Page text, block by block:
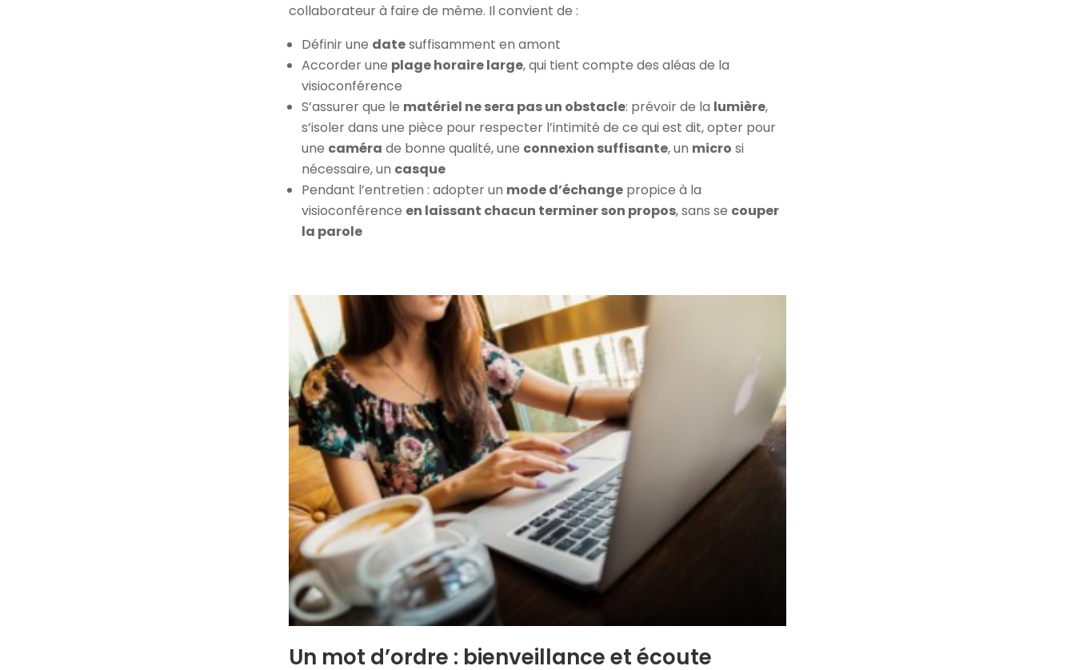
collaborateur à faire de même. Il convient de :
Définir une datesuffisamment en amont
Accorder une plage horaire large, qui tient compte des aléas de la
visioconférence
S’assurer que le matériel ne sera pas un obstacle: prévoir de la lumière,
s’isoler dans une pièce pour respecter l’intimité de ce qui est dit, opter pour
une caméra de bonne qualité, une connexion suffisante, un micro si
nécessaire, un casque
Pendant l’entretien : adopter un mode d’échange propice à la
visioconférence en laissant chacun terminer son propos, sans se couper
la parole
Un mot d’ordre : bienveillance et écoute